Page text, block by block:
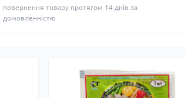
повернення товару протягом 14 днів за
домовленністю